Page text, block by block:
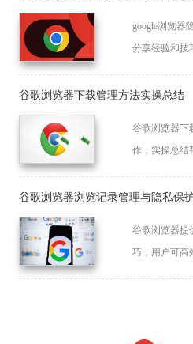
google浏览器
分享经验和技
谷歌浏览器下载管理方法实操总结
谷歌浏览器下
作，实操总结
谷歌浏览器浏览记录管理与隐私保
谷歌浏览器提
巧，用户可高